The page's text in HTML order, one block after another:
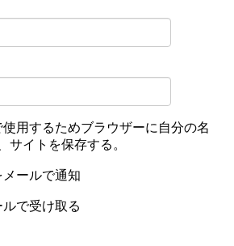
用するためブラウザーに自分の名
サイトを保存する。
ールで通知
で受け取る